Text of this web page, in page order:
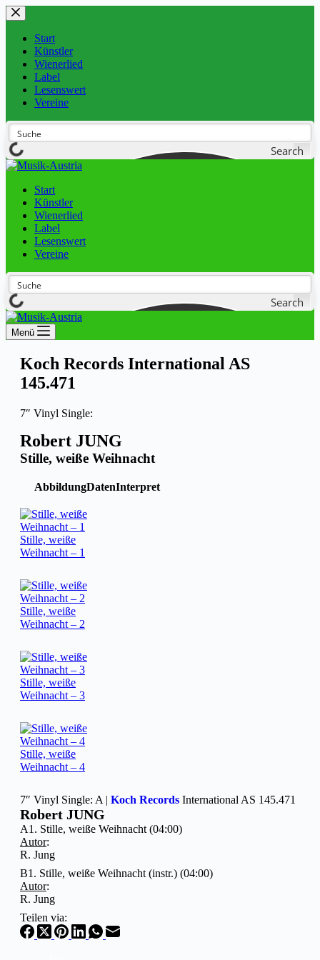
Start
Künstler
Wienerlied
Label
Lesenswert
Vereine
Search
Start
Künstler
Wienerlied
Label
Lesenswert
Vereine
Search
Menü
Koch Records International AS
145.471
7″ Vinyl Single:
Robert JUNG
Stille, weiße Weihnacht
AbbildungDatenInterpret
Stille, weiße
Weihnacht – 1
Stille, weiße
Weihnacht – 2
Stille, weiße
Weihnacht – 3
Stille, weiße
Weihnacht – 4
7″ Vinyl Single: A | Koch Records International AS 145.471
Robert JUNG
A1. Stille, weiße Weihnacht (04:00)
Autor:
R. Jung
B1. Stille, weiße Weihnacht (instr.) (04:00)
Autor:
R. Jung
Teilen via: